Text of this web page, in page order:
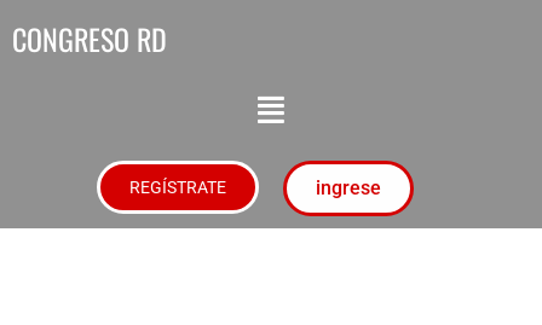
CONGRESO RD
REGÍSTRATE ingrese